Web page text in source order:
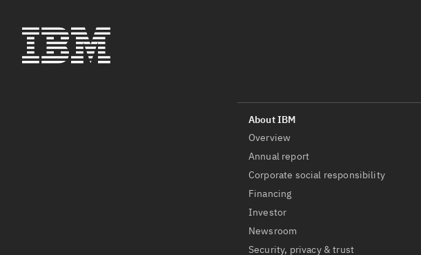
Overview
Annual report
Corporate social responsibility
Financing
Investor
Newsroom
Security, privacy & trust